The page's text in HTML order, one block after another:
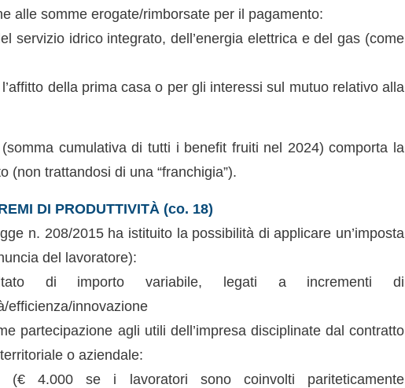
alle somme erogate/rimborsate per il pagamento:
servizio idrico integrato, dell’energia elettrica e del gas (come
della prima casa o per gli interessi sul mutuo relativo alla
cumulativa di tutti i benefit fruiti nel 2024) comporta la
(non trattandosi di una “franchigia”).
DI PRODUTTIVITÀ (co. 18)
n. 208/2015 ha istituito la possibilità di applicare un’imposta
del lavoratore):
di importo variabile, legati a incrementi di
efficienza/innovazione
partecipazione agli utili dell’impresa disciplinate dal contratto
o aziendale:
4.000 se i lavoratori sono coinvolti pariteticamente